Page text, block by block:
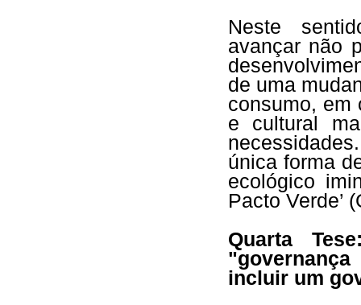
Neste
avançar não
de uma
consumo, em
e cultural
única forma
ecológico
Pacto Verde’
Quarta
incluir um